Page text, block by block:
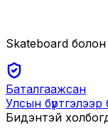
Skateboard болон
Баталгаажсан
Улсын
Бидэнтэй